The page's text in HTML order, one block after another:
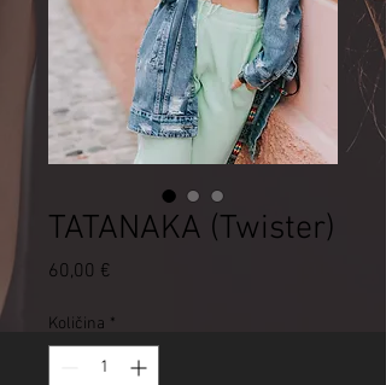
TATANAKA (Twister)
60,00 €
Količina *